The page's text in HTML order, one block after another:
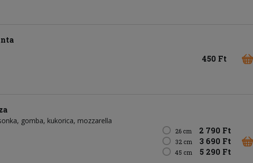
450 Ft
gomba kukorica mozzarella
26 cm 2 790 Ft
32 cm 3 690 Ft
45 cm 5 290 Ft